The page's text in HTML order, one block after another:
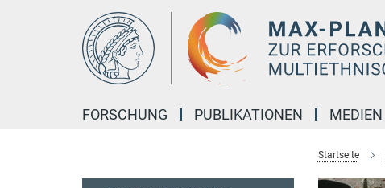
FORSCHUNG PUBLIKATIONEN MEDIEN
Startseite